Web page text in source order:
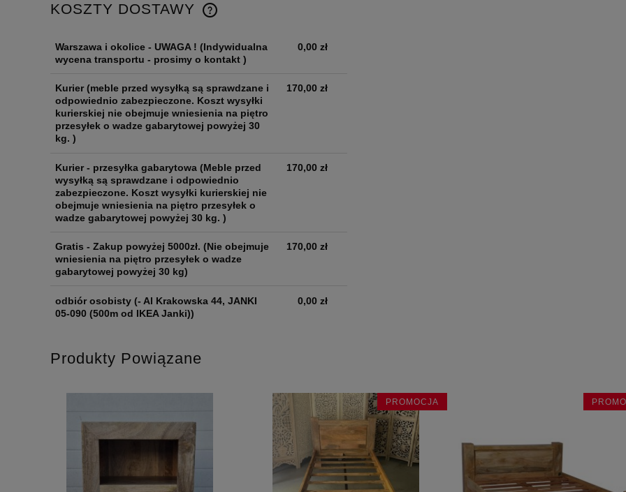
KOSZTY DOSTAWY
Warszawa i okolice - UWAGA ! (Indywidualna
wycena transportu - prosimy o kontakt )
0,00 zł
Kurier(meble przed wysyłką są sprawdzane i
odpowiednio zabezpieczone. Koszt wysyłki
kurierskiej nie obejmuje wniesienia na piętro
przesyłek o wadze gabarytowej powyżej 30
kg. )
170,00 zł
Kurier - przesyłka gabarytowa (Meble przed
wysyłką są sprawdzane i odpowiednio
zabezpieczone. Koszt wysyłki kurierskiej nie
obejmuje wniesienia na piętro przesyłek o
wadze gabarytowej powyżej 30 kg. )
170,00 zł
Gratis - Zakup powyżej 5000zł. (Nie obejmuje
wniesienia na piętro przesyłek o wadze
gabarytowej powyżej 30 kg)
170,00 zł
odbiór osobisty (- Al Krakowska 44, JANKI
05-090 (500m od IKEA Janki))
0,00 zł
Produkty Powiązane
PROMOCJA